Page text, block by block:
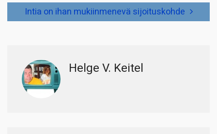
Intia on ihan mukiinmenevä sijoituskohde
Helge V. Keitel